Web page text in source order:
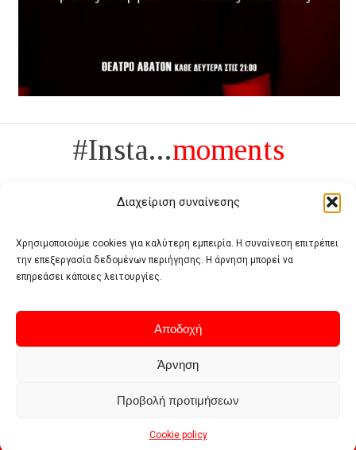
Διαχείριση συναίνεσης
Χρησιμοποιούμε cookies για καλύτερη εμπειρία. Η συναίνεση επιτρέπει
την επεξεργασία δεδομένων περιήγησης. Η άρνηση μπορεί να
επηρεάσει κάποιες λειτουργίες.
Αποδοχή
Άρνηση
Προβολή προτιμήσεων
Cookie policy
#Insta...moments
Πολυτέλεια δεν είναι το αντίθετο της ανέχειας, είναι το αντίθετο της
Terms of use Privacy policy Cookie policy
© 2026 - Deluxe. All Rights Reserved.